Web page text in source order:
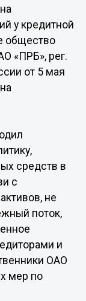
у кредитной
общество
«ПРБ», рег.
от 5 мая
средств в
с
не
поток,
и
ОАО
мер по